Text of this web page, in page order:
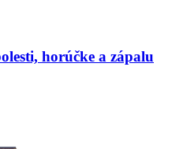
horúčke a zápalu